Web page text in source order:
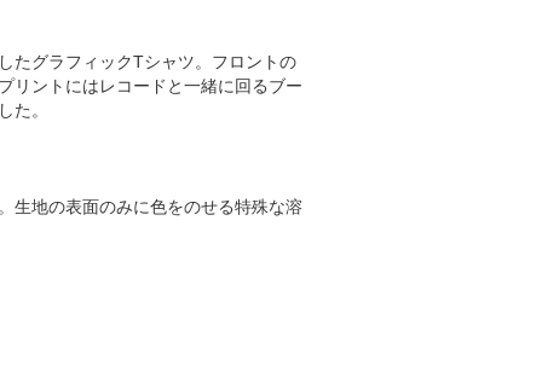
たグラフィックTシャツ。フロントの
リントにはレコードと一緒に回るブー
た。
生地の表面のみに色をのせる特殊な溶